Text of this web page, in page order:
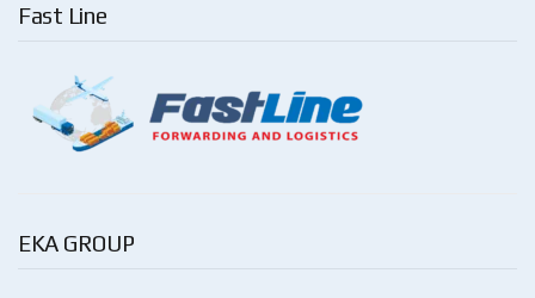
Fast Line
EKA GROUP